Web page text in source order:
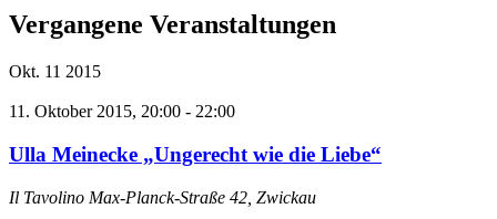
Vergangene Veranstaltungen
Okt. 11 2015
11. Oktober 2015, 20:00 - 22:00
Ulla Meinecke „Ungerecht wie die Liebe“
Il Tavolino Max-Planck-Straße 42, Zwickau